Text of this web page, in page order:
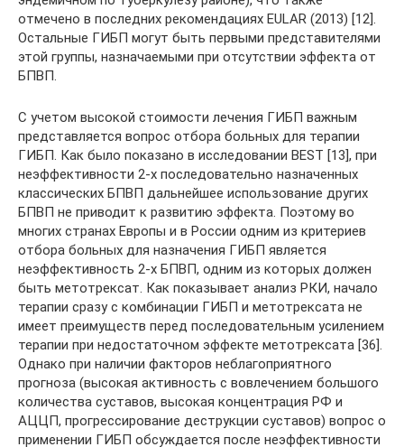
отмечено в последних рекомендациях EULAR (2013) [12].
Остальные ГИБП могут быть первыми представителями
этой группы, назначаемыми при отсутствии эффекта от
БПВП.
С учетом высокой стоимости лечения ГИБП важным
представляется вопрос отбора больных для терапии
ГИБП. Как было показано в исследовании BEST [13], при
неэффективности 2-х последовательно назначенных
классических БПВП дальнейшее использование других
БПВП не приводит к развитию эффекта. Поэтому во
многих странах Европы и в России одним из критериев
отбора больных для назначения ГИБП является
неэффективность 2-х БПВП, одним из которых должен
быть метотрексат. Как показывает анализ РКИ, начало
терапии сразу с комбинации ГИБП и метотрексата не
имеет преимуществ перед последовательным усилением
терапии при недостаточном эффекте метотрексата [36].
Однако при наличии факторов неблагоприятного
прогноза (высокая активность с вовлечением большого
количества суставов, высокая концентрация РФ и
АЦЦП, прогрессирование деструкции суставов) вопрос о
применении ГИБП обсуждается после неэффективности